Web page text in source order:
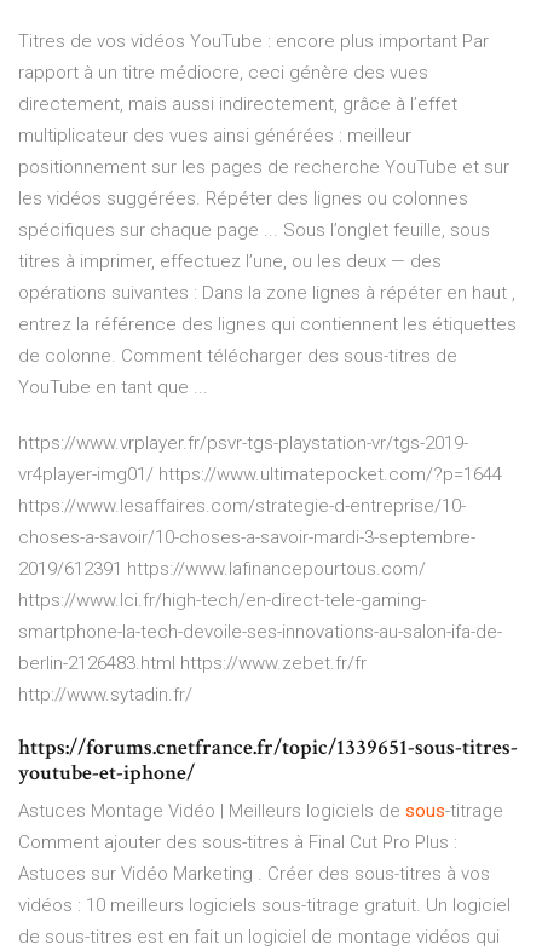
Titres de vos vidéos YouTube : encore plus important Par
rapport à un titre médiocre, ceci génère des vues
directement, mais aussi indirectement, grâce à l’effet
multiplicateur des vues ainsi générées : meilleur
positionnement sur les pages de recherche YouTube et sur
les vidéos suggérées. Répéter des lignes ou colonnes
spécifiques sur chaque page ... Sous l’onglet feuille, sous
titres à imprimer, effectuez l’une, ou les deux — des
opérations suivantes : Dans la zone lignes à répéter en haut ,
entrez la référence des lignes qui contiennent les étiquettes
de colonne. Comment télécharger des sous-titres de
YouTube en tant que ...
https://www.vrplayer.fr/psvr-tgs-playstation-vr/tgs-2019-
vr4player-img01/ https://www.ultimatepocket.com/?p=1644
https://www.lesaffaires.com/strategie-d-entreprise/10-
choses-a-savoir/10-choses-a-savoir-mardi-3-septembre-
2019/612391 https://www.lafinancepourtous.com/
https://www.lci.fr/high-tech/en-direct-tele-gaming-
smartphone-la-tech-devoile-ses-innovations-au-salon-ifa-de-
berlin-2126483.html https://www.zebet.fr/fr
http://www.sytadin.fr/
https://forums.cnetfrance.fr/topic/1339651-sous-titres-
youtube-et-iphone/
Astuces Montage Vidéo | Meilleurs logiciels de sous-titrage
Comment ajouter des sous-titres à Final Cut Pro Plus :
Astuces sur Vidéo Marketing . Créer des sous-titres à vos
vidéos : 10 meilleurs logiciels sous-titrage gratuit. Un logiciel
de sous-titres est en fait un logiciel de montage vidéos qui